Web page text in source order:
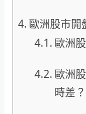
歐洲股市開
歐洲
歐洲
時差？